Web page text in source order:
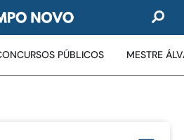
PÚBLICOS MESTRE